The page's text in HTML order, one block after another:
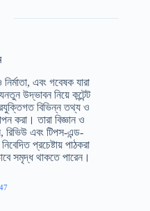
এবং গবেষক যারা
উদ্ভাবন নিয়ে কন্টেন্ট
বিভিন্ন তথ্য ও
করা। তারা বিজ্ঞান ও
এবং টিপস-এন্ড-
প্রচেষ্টায় পাঠকরা
সমৃদ্ধ থাকতে পারেন।